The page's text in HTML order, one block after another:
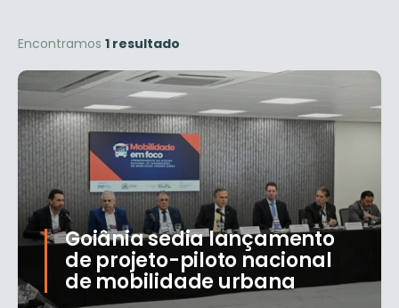
Encontramos 1 resultado
Goiânia sedia lançamento
de projeto-piloto nacional
de mobilidade urbana